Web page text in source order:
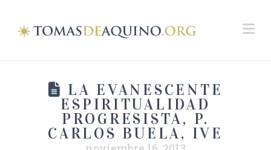
LA EVANESCENTE
ESPIRITUALIDAD
PROGRESISTA, P.
CARLOS BUELA, IVE